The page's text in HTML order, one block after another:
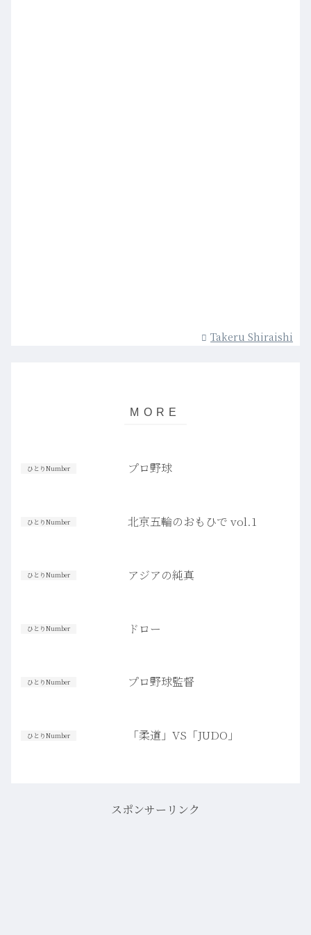
Takeru Shiraishi
ひとりNumber プロ野球
ひとりNumber 北京五輪のおもひで vol.1
ひとりNumber アジアの純真
ひとりNumber ドロー
ひとりNumber プロ野球監督
ひとりNumber 「柔道」VS「JUDO」
スポンサーリンク